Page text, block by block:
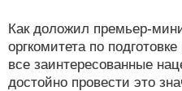
Как доложил премьер-
оргкомитета по
все заинтересованные
достойно провести это